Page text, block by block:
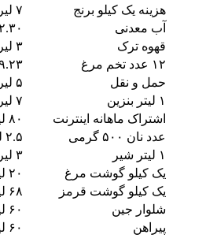
هزینه یک کیلو برنج
۷ لیر
آب معدنی
۲.۳۰
قهوه ترک
۳ لیر
۱۲ عدد تخم مرغ
۹.۲۳
حمل و نقل
۵ لیر
۱ لیتر بنزین
۷ لیر
اشتراک ماهانه اینترنت
۸۰ لیر
عدد نان ۵۰۰ گرمی
۲.۵ لیر
۱ لیتر شیر
۳ لیر
یک کیلو گوشت مرغ
۲۰ لیر
یک کیلو گوشت قرمز
۶۸ لیر
شلوار جین
۶۰ لیر
پیراهن
۶۰ لیر